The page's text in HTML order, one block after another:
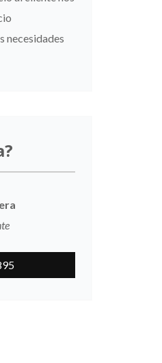
necesidades